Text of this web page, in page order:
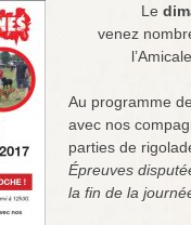
Le
venez
Au programme
avec nos
parties de
Épreuves
la fin de la